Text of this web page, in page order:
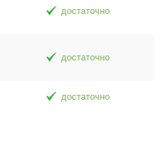
достаточно
достаточно
достаточно